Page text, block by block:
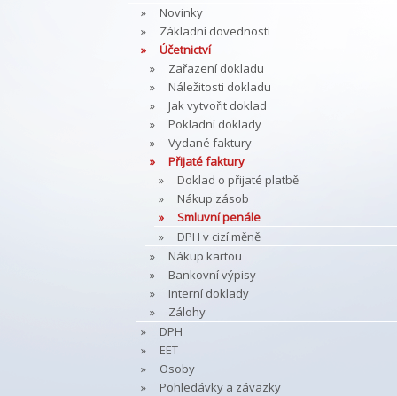
Novinky
Základní dovednosti
Účetnictví
Zařazení dokladu
Náležitosti dokladu
Jak vytvořit doklad
Pokladní doklady
Vydané faktury
Přijaté faktury
Doklad o přijaté platbě
Nákup zásob
Smluvní penále
DPH v cizí měně
Nákup kartou
Bankovní výpisy
Interní doklady
Zálohy
DPH
EET
Osoby
Pohledávky a závazky